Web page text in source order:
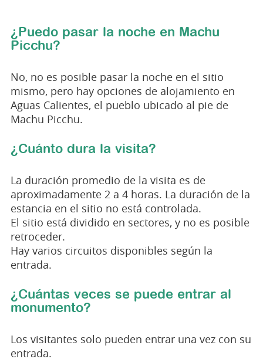
¿Puedo pasar la noche en Machu
Picchu?
No, no es posible pasar la noche en el sitio
mismo, pero hay opciones de alojamiento en
Aguas Calientes, el pueblo ubicado al pie de
Machu Picchu.
¿Cuánto dura la visita?
La duración promedio de la visita es de
aproximadamente 2 a 4 horas. La duración de la
estancia en el sitio no está controlada.
El sitio está dividido en sectores, y no es posible
retroceder.
Hay varios circuitos disponibles según la
entrada.
¿Cuántas veces se puede entrar al
monumento?
Los visitantes solo pueden entrar una vez con su
entrada.